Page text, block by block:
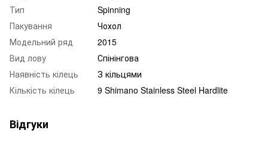
Тип
Spinning
Пакування
Чохол
Модельний ряд
2015
Вид лову
Спінінгова
Наявність кілець
З кільцями
Кількість кілець
9 Shimano Stainless Steel Hardlite
Відгуки